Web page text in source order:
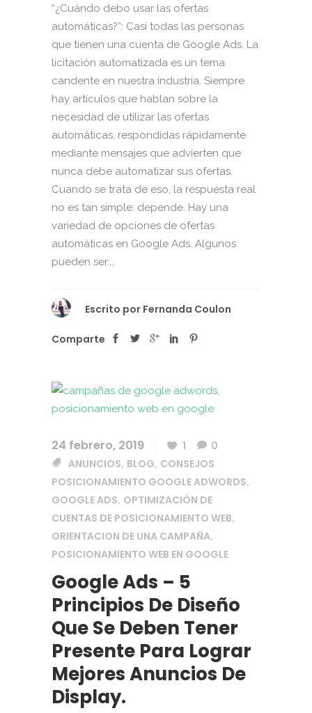
“¿Cuándo debo usar las ofertas
automáticas?”: Casi todas las personas
que tienen una cuenta de Google Ads. La
licitación automatizada es un tema
candente en nuestra industria. Siempre
hay artículos que hablan sobre la
necesidad de utilizar las ofertas
automáticas, respondidas rápidamente
mediante mensajes que advierten que
nunca debe automatizar sus ofertas.
Cuando se trata de eso, la respuesta real
no es tan simple: depende. Hay una
variedad de opciones de ofertas
automáticas en Google Ads. Algunos
pueden ser...
Escrito por Fernanda Coulon
Comparte
24 febrero, 2019 1
0
ANUNCIOS, BLOG, CONSEJOS
POSICIONAMIENTO GOOGLE ADWORDS,
GOOGLE ADS, OPTIMIZACIÓN DE
CUENTAS DE POSICIONAMIENTO WEB,
ORIENTACION DE UNA CAMPAÑA,
POSICIONAMIENTO WEB EN GOOGLE
Google Ads – 5
Principios De Diseño
Que Se Deben Tener
Presente Para Lograr
Mejores Anuncios De
Display.